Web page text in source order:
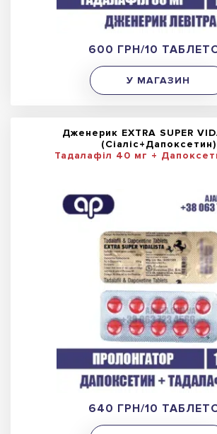
600 ГРН/10
У МАГАЗИН
Дженерик EXTRA SUPER
(Сіаліс+Дапоксетин)
Тадалафіл 40 мг +
640 ГРН/10